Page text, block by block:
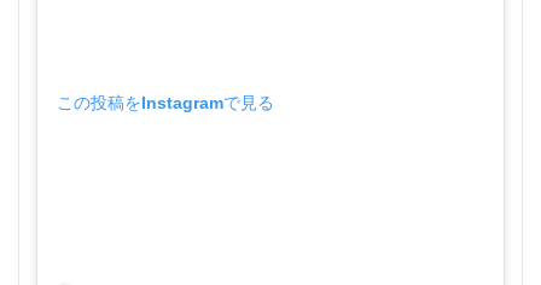
この投稿をInstagramで見る